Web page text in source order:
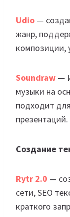
Udio —
жанр,
композиции,
Soundraw —
музыки на
подходит
презентаций.
Создание
Rytr 2.0 —
сети, SEO
краткого